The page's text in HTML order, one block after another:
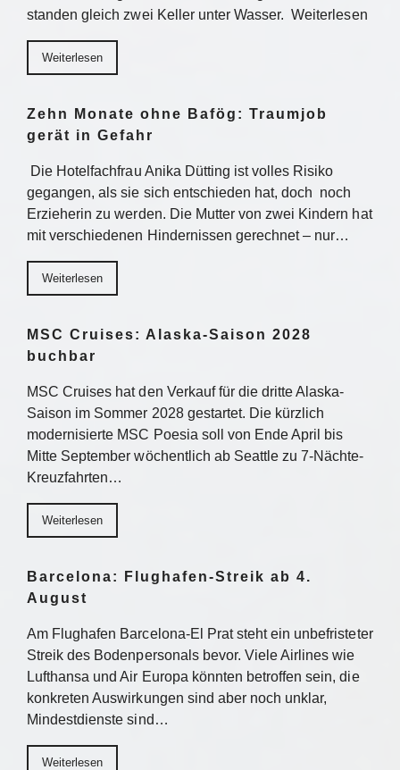
standen gleich zwei Keller unter Wasser. Weiterlesen
Weiterlesen
Zehn Monate ohne Bafög: Traumjob
gerät in Gefahr
Die Hotelfachfrau Anika Dütting ist volles Risiko
gegangen, als sie sich entschieden hat, doch noch
Erzieherin zu werden. Die Mutter von zwei Kindern hat
mit verschiedenen Hindernissen gerechnet – nur…
Weiterlesen
MSC Cruises: Alaska-Saison 2028
buchbar
MSC Cruises hat den Verkauf für die dritte Alaska-
Saison im Sommer 2028 gestartet. Die kürzlich
modernisierte MSC Poesia soll von Ende April bis
Mitte September wöchentlich ab Seattle zu 7-Nächte-
Kreuzfahrten…
Weiterlesen
Barcelona: Flughafen-Streik ab 4.
August
Am Flughafen Barcelona-El Prat steht ein unbefristeter
Streik des Bodenpersonals bevor. Viele Airlines wie
Lufthansa und Air Europa könnten betroffen sein, die
konkreten Auswirkungen sind aber noch unklar,
Mindestdienste sind…
Weiterlesen